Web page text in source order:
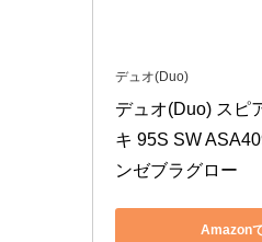
デュオ(Duo)
デュオ(Duo) スピ
キ 95S SW
ンゼブラグロー
Amazon